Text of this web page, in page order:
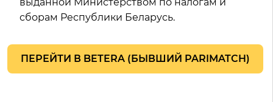
сборам Республики Беларусь.
ПЕРЕЙТИ В BETERA (БЫВШИЙ PARIMATCH)